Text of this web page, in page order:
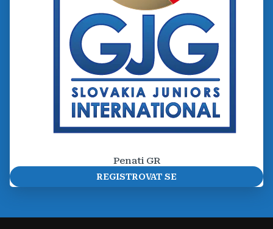
Penati GR
REGISTROVAT SE